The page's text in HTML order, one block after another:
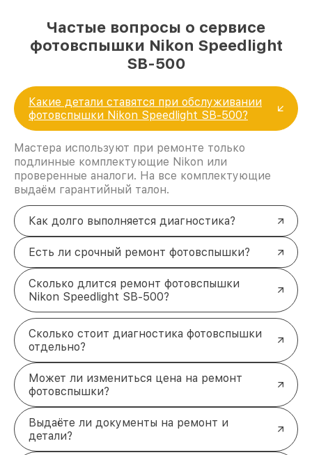
Частые вопросы о сервисе
фотовспышки Nikon Speedlight
SB-500
Какие детали ставятся при обслуживании
фотовспышки Nikon Speedlight SB-500?
Мастера используют при ремонте только
подлинные комплектующие Nikon или
проверенные аналоги. На все комплектующие
выдаём гарантийный талон.
Как долго выполняется диагностика?
Есть ли срочный ремонт фотовспышки?
Сколько длится ремонт фотовспышки
Nikon Speedlight SB-500?
Сколько стоит диагностика фотовспышки
отдельно?
Может ли измениться цена на ремонт
фотовспышки?
Выдаёте ли документы на ремонт и
детали?